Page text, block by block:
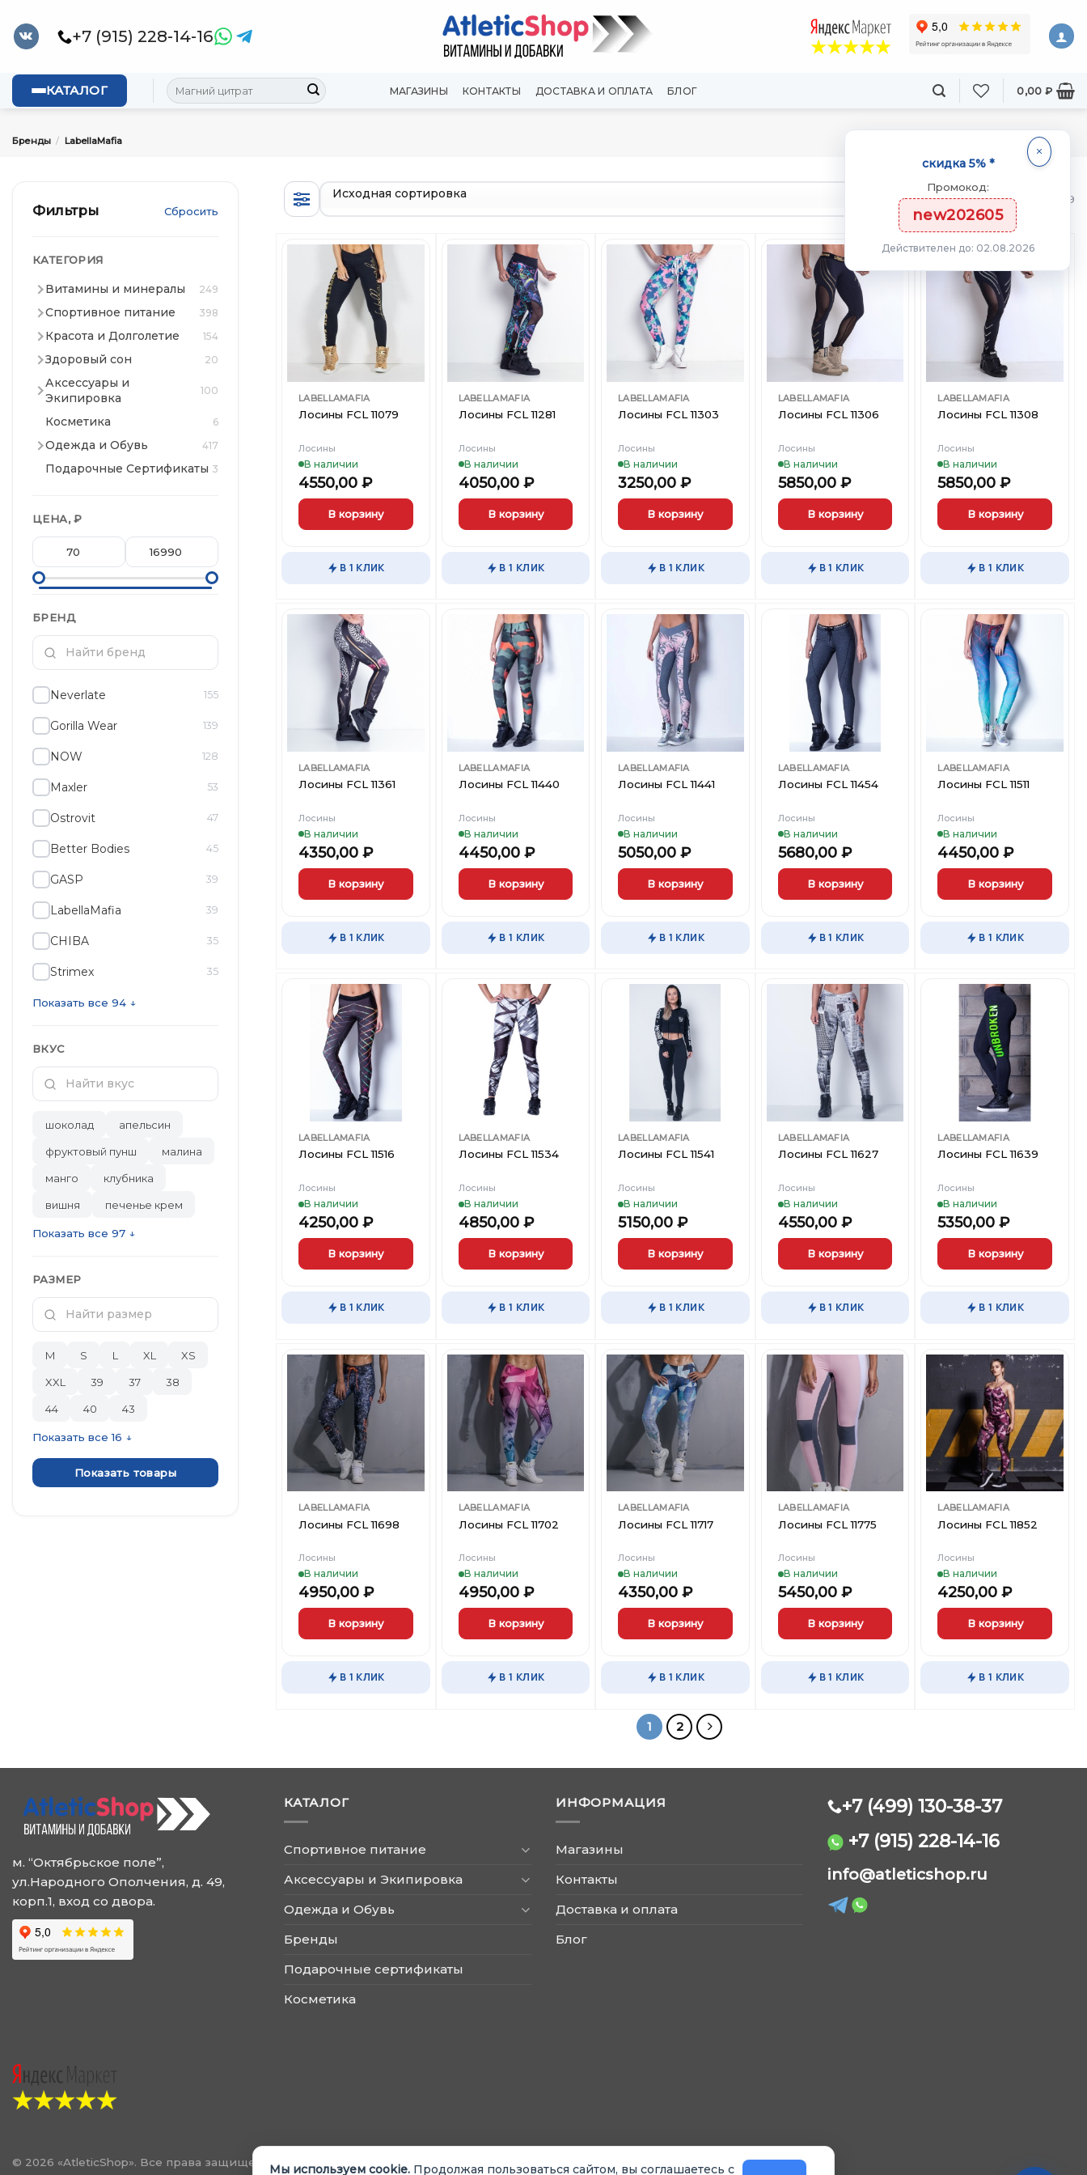
content
+7 (915) 228-14-16
КАТАЛОГ Искать:
МАГАЗИНЫ КОНТАКТЫ ДОСТАВКА И ОПЛАТА БЛОГ 0,00 ₽
Бренды / LabellaMafia
Фильтры Сбросить
КАТЕГОРИЯ
Витамины и минералы 249
Спортивное питание 398
Красота и Долголетие 154
Здоровый сон 20
Аксессуары и
Экипировка
100
Косметика 6
Одежда и Обувь 417
Подарочные Сертификаты 3
ЦЕНА, ₽
БРЕНД
Neverlate 155
Gorilla Wear 139
NOW 128
Maxler 53
Ostrovit 47
Better Bodies 45
GASP 39
LabellaMafia 39
CHIBA 35
Strimex 35
Показать все 94 ↓
ВКУС
шоколад апельсин
фруктовый пунш малина
манго клубника
вишня печенье крем
Показать все 97 ↓
РАЗМЕР
M S L XL XS
XXL 39 37 38
44 40 43
Показать все 16 ↓
Показать товары
товаров из 39
Добавить
Вишлист
LABELLAMAFIA
Лосины FCL 11079
Лосины
В наличии
4550,00 ₽
В корзину
имеет
Опции
можно
выбрать
странице
товара.
В 1 КЛИК
Добавить
Вишлист
LABELLAMAFIA
Лосины FCL 11281
Лосины
В наличии
4050,00 ₽
В корзину
имеет
Опции
можно
выбрать
странице
товара.
В 1 КЛИК
Добавить
Вишлист
LABELLAMAFIA
Лосины FCL 11303
Лосины
В наличии
3250,00₽
В корзину
имеет
Опции
можно
выбрать
странице
товара.
В 1 КЛИК
Добавить
Вишлист
LABELLAMAFIA
Лосины FCL 11306
Лосины
В наличии
5850,00 ₽
В корзину
имеет
Опции
можно
выбрать
странице
товара.
В 1 КЛИК
Добавить
LABELLAMAFIA
Лосины FCL 11308
Лосины
В наличии
5850,00₽
В корзину
имеет
Опции
можно
выбрать
странице
товара.
В 1 КЛИК
Добавить
в
Вишлист
LABELLAMAFIA
Лосины FCL 11361
Лосины
В наличии
4350,00 ₽
В корзину
имеет
Опции
можно
выбрать
странице
товара.
В 1 КЛИК
Добавить
Вишлист
LABELLAMAFIA
Лосины FCL 11440
Лосины
В наличии
4450,00 ₽
В корзину
имеет
Опции
можно
выбрать
странице
товара.
В 1 КЛИК
Добавить
в
Вишлист
LABELLAMAFIA
Лосины FCL 11441
Лосины
В наличии
5050,00₽
В корзину
имеет
выбрать
странице
В 1 КЛИК
Добавить
Вишлист
LABELLAMAFIA
Лосины FCL 11454
Лосины
В наличии
5680,00 ₽
В корзину
имеет
Опции
можно
выбрать
странице
товара.
В 1 КЛИК
Добавить
Вишлист
LABELLAMAFIA
Лосины FCL 11511
Лосины
В наличии
4450,00₽
В корзину
имеет
Опции
можно
выбрать
странице
товара.
В 1 КЛИК
Добавить
в
Вишлист
LABELLAMAFIA
Лосины FCL 11516
Лосины
В наличии
4250,00 ₽
В корзину
имеет
Опции
можно
выбрать
на
странице
товара.
В 1 КЛИК
Добавить
Вишлист
LABELLAMAFIA
Лосины FCL 11534
Лосины
В наличии
4850,00 ₽
В корзину
имеет
Опции
можно
выбрать
на
странице
товара.
В 1 КЛИК
Добавить
Вишлист
LABELLAMAFIA
Лосины FCL 11541
Лосины
В наличии
5150,00₽
В корзину
имеет
Опции
можно
выбрать
на
странице
товара.
В 1 КЛИК
Добавить
Вишлист
LABELLAMAFIA
Лосины FCL 11627
Лосины
В наличии
4550,00 ₽
В корзину
имеет
Опции
можно
выбрать
странице
товара.
В 1 КЛИК
Добавить
в
Вишлист
LABELLAMAFIA
Лосины FCL 11639
Лосины
В наличии
5350,00₽
В корзину
имеет
Опции
выбрать
на
странице
товара.
В 1 КЛИК
Добавить
LABELLAMAFIA
Лосины FCL 11698
Лосины
В наличии
4950,00 ₽
В корзину
имеет
выбрать
странице
В 1 КЛИК
Добавить
в
Вишлист
LABELLAMAFIA
Лосины FCL 11702
Лосины
В наличии
4950,00 ₽
В корзину
имеет
выбрать
В 1 КЛИК
Добавить
Вишлист
LABELLAMAFIA
Лосины FCL 11717
Лосины
В наличии
4350,00₽
В корзину
имеет
вариаций.
Опции
выбрать
странице
В 1 КЛИК
Добавить
Вишлист
LABELLAMAFIA
Лосины FCL 11775
Лосины
В наличии
5450,00 ₽
В корзину
имеет
выбрать
странице
В 1 КЛИК
Добавить
в
Вишлист
LABELLAMAFIA
Лосины FCL 11852
Лосины
В наличии
4250,00₽
В корзину
имеет
выбрать
странице
товара.
В 1 КЛИК
1 2
м. “Октябрьское поле”,
ул.Народного Ополчения, д. 49,
корп.1, вход со двора.
КАТАЛОГ
Спортивное питание
Аксессуары и Экипировка
Одежда и Обувь
Бренды
Подарочные сертификаты
Косметика
ИНФОРМАЦИЯ
Магазины
Контакты
Доставка и оплата
Блог
+7 (499) 130-38-37
+7 (915) 228-14-16
info@atleticshop.ru
Мы используем cookie. Продолжая пользоваться сайтом, вы соглашаетесь с
© 2026 «AtleticShop». Все права защищены
Обычно отвечаем быстро
скидка 5% *
Промокод:
new202605
Действителен до: 02.08.2026